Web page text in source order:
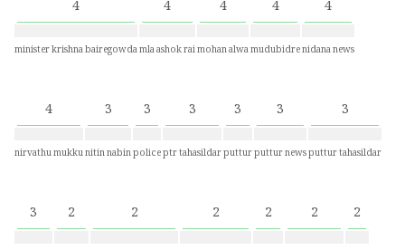
4
minister krishna bairegowda
4
mla ashok rai
4
mohan alwa
4
mudubidre
4
nidana news
4
nirvathu mukku
3
nitin nabin
3
police
3
ptr tahasildar
3
puttur
3
puttur news
3
puttur tahasildar
3 2 2 2 2 2 2